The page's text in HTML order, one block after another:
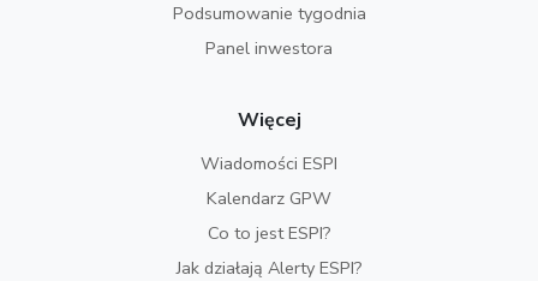
Podsumowanie tygodnia
Panel inwestora
Więcej
Wiadomości ESPI
Kalendarz GPW
Co to jest ESPI?
Jak działają Alerty ESPI?